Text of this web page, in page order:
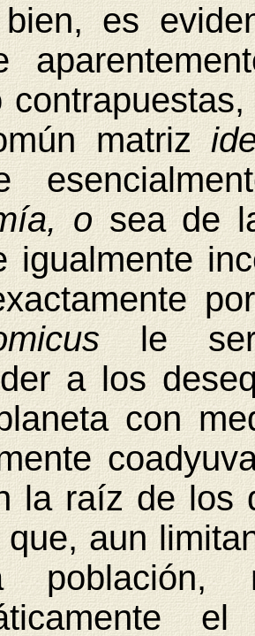
es
matriz
osea de
igualmente
le
a los
con
la raíz de los
que, aun